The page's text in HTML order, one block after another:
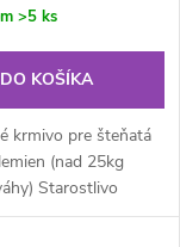
>5 ks
DO KOŠÍKA
krmivo pre šteňatá
(nad 25kg
Starostlivo
suroviny,
mäsa a ryže robia z